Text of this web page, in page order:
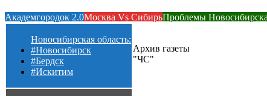
Академгородок 2.0Москва Vs СибирьПроблемы Новосибирска
Новосибирская область:
#Новосибирск
#Бердск
#Искитим
Архив газеты
"ЧС"